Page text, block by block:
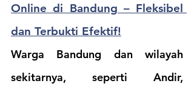
Online di Bandung – Fleksibel
dan Terbukti Efektif!
Warga Bandung dan wilayah
sekitarnya, seperti Andir,